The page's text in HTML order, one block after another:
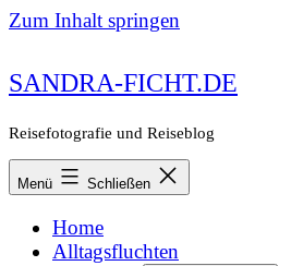
Zum Inhalt springen
SANDRA-FICHT.DE
Reisefotografie und Reiseblog
Menü Schließen
Home
Alltagsfluchten